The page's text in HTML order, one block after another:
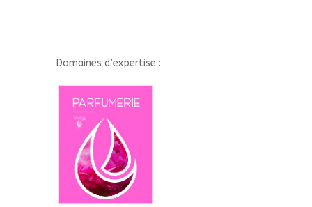
Domaines d’expertise :